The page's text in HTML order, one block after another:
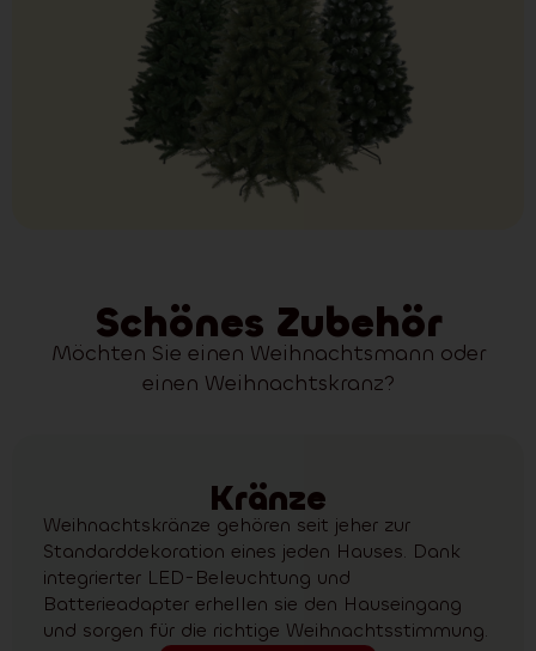
Schönes Zubehör
Möchten Sie einen Weihnachtsmann oder
einen Weihnachtskranz?
Kränze
Weihnachtskränze gehören seit jeher zur
Standarddekoration eines jeden Hauses. Dank
integrierter LED-Beleuchtung und
Batterieadapter erhellen sie den Hauseingang
und sorgen für die richtige Weihnachtsstimmung.